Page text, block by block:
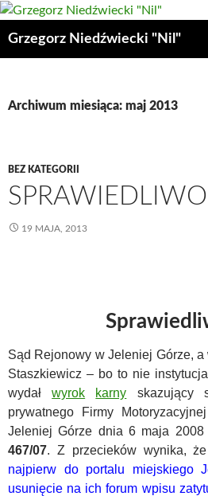
Przejdź
treści
Grzegorz Niedźwiecki "Nil"
Archiwum miesiąca: maj 2013
BEZ KATEGORII
19 MAJA, 2013
Sąd Rejonowy w Jeleniej Górze, a
Staszkiewicz – bo to nie
wydałwyrok karny skazujący
prywatnego Firmy
Jeleniej Górze dnia 6 maja
467/07. Z przecieków wynika,
najpierw do portalu miejskiego
usunięcie na ich forum wpisu